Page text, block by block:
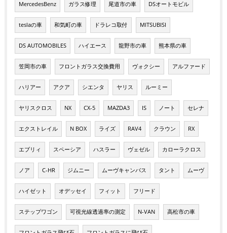
MercedesBenz ガラス修理 尾道市の車 DSオートモビル
teslaの車 和気町の車 ドラレコ取付 MITSUBISI
DS AUTOMOBILES ハイエース 龍野市の車 熊本県の車
笠岡市の車 フロントガラス交換費用 ヴォクシー アルファード
ハリアー アクア シエンタ ヤリス ルーミー
ヤリスクロス NX CX-5 MAZDA3 IS ノート セレナ
エクストレイル N BOX ライズ RAV4 クラウン RX
エブリィ スペーシア ハスラー ヴェゼル カローラクロス
ノア C-HR ジムニー ムーヴキャンバス タント ムーヴ
ハイゼット オデッセイ フィット フリード
ステップワゴン 可視光線透過率の測定 N-VAN 高松市の車